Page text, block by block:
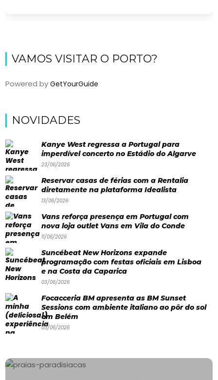
dormir?
Restaurantes
Paradisíacas
Eventos
Água
Bronzeado
Quem
VAMOS VISITAR O PORTO?
Powered byGetYourGuide
NOVIDADES
Kanye West regressa a Portugal para
imperdível concerto no Estádio do Algarve
23/06/2026
Reservar casas de férias com a Rentalia
diretamente na plataforma Idealista
13/06/2026
Vans reforça presença em Portugal com
nova loja outlet Vans em Vila do Conde
11/06/2026
Suncébeat New Horizons expande
programação com festas oficiais em Lisboa
e na Costa da Caparica
03/06/2026
Focacceria BM apresenta as BM Sunset
Sessions com ambiente italiano ao pôr do sol
em Belém
03/06/2026